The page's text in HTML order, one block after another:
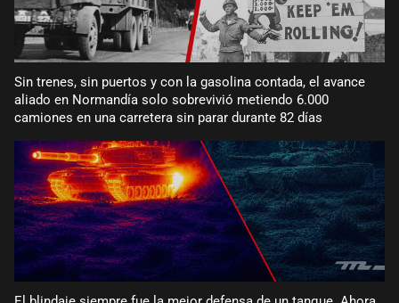
Sin trenes, sin puertos y con la gasolina contada, el avance
aliado en Normandía solo sobrevivió metiendo 6.000
camiones en una carretera sin parar durante 82 días